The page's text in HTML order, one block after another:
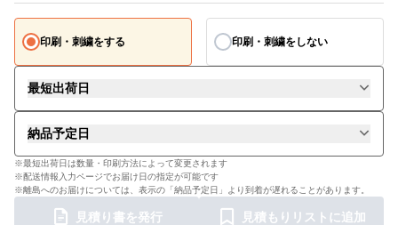
印刷・刺繍をする 印刷・刺繍をしない
最短出荷日
納品予定日
※最短出荷日は数量・印刷方法によって変更されます
※配送情報入力ページでお届け日の指定が可能です
※離島へのお届けについては、表示の「納品予定日」より到着が遅れることがあります。
見積り書を発行 見積もりリストに追加